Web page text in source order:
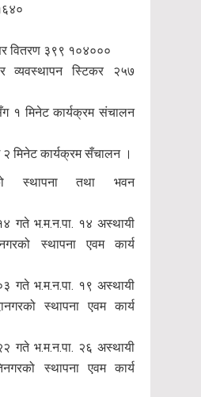
वितरण ३९९ १०४०००
व्यवस्थापन स्टिकर २५७
१ मिनेट कार्यक्रम संचालन
मिनेट कार्यक्रम सँचालन ।
स्थापना तथा भवन
गते भ.म.न.पा. १४ अस्थायी
स्थापना एवम कार्य
गते भ.म.न.पा. १९ अस्थायी
स्थापना एवम कार्य
गते भ.म.न.पा. २६ अस्थायी
स्थापना एवम कार्य